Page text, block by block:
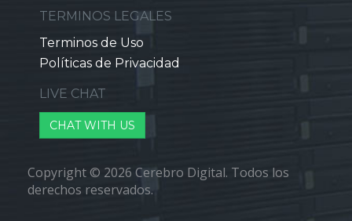
TERMINOS LEGALES
Terminos de Uso
Políticas de Privacidad
LIVE CHAT
CHAT WITH US
Copyright © 2026 Cerebro Digital. Todos los
derechos reservados.